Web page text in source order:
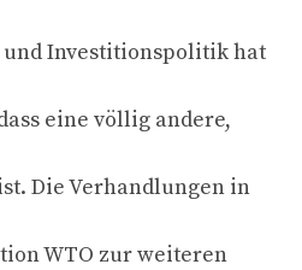
Investitionspolitik hat
eine völlig andere,
Die Verhandlungen in
WTO zur weiteren